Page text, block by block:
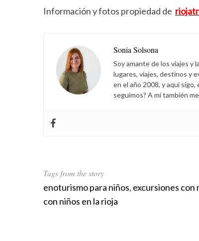
Información y fotos propiedad de
Sonia Solsona
Soy amante de los viajes y
lugares, viajes, destinos y
en el año 2008, y aquí sigo,
seguimos? A mí también
Tags from the story
enoturismo para niños, excursiones con
con niños en la rioja